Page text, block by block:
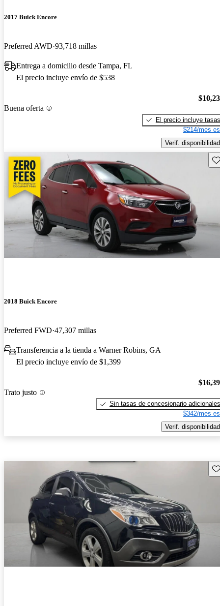
2017 Buick Encore
Preferred AWD 93,718 millas
Entrega a domicilio desde Tampa, FL
El precio incluye envío de $538
Buena oferta
El precio incluye tasas
$214/mes
Verif. disponibilidad
2018 Buick Encore
Preferred FWD 47,307 millas
Transferencia a la tienda a Warner Robins, GA
El precio incluye envío de $1,399
Trato justo
Sin tasas de concesionario adicionales
$342/mes
Verif. disponibilidad